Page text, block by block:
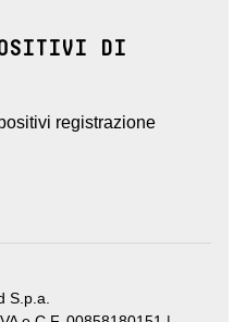
DI
registrazione
S.p.a.